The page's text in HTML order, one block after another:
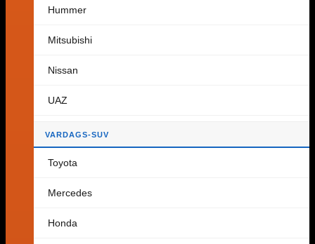
Varukorg
Tillbaka till butiken
Hummer
Mitsubishi
Nissan
UAZ
VARDAGS-SUV
Toyota
Mercedes
Honda